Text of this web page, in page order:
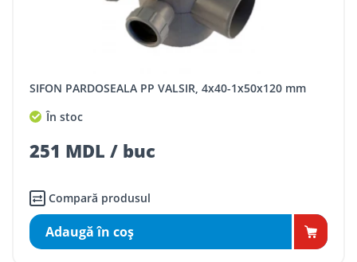
SIFON PARDOSEALA PP VALSIR, 4x40-1x50x120 mm
În stoc
251 MDL / buc
Compară produsul
Adaugă în coş